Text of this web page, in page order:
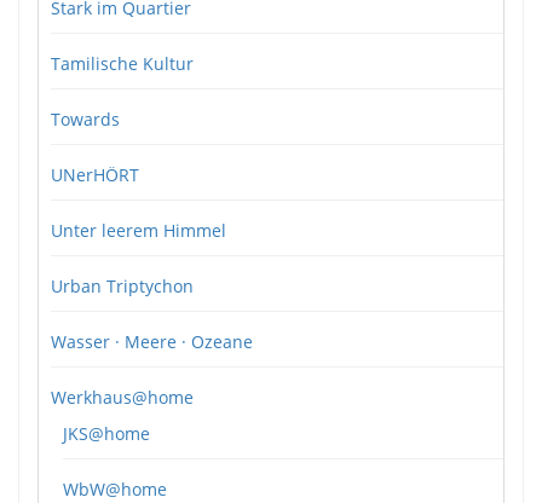
Stark im Quartier
Tamilische Kultur
Towards
UNerHÖRT
Unter leerem Himmel
Urban Triptychon
Wasser · Meere · Ozeane
Werkhaus@home
JKS@home
WbW@home